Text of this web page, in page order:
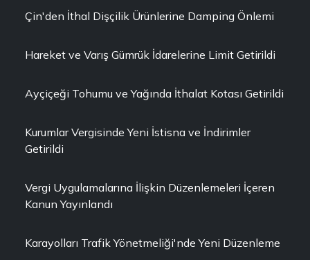
Çin'den İthal Dişçilik Ürünlerine Damping Önlemi
Hareket ve Varış Gümrük İdarelerine Limit Getirildi
Ayçiçeği Tohumu ve Yağında İthalat Kotası Getirildi
Kurumlar Vergisinde Yeni İstisna ve İndirimler
Getirildi
Vergi Uygulamalarına İlişkin Düzenlemeleri İçeren
Kanun Yayınlandı
Karayolları Trafik Yönetmeliği'nde Yeni Düzenleme